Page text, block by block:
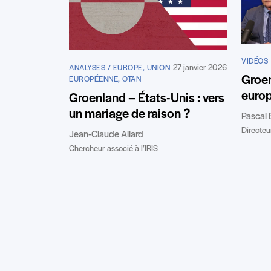
ANALYSES / EUROPE, UNION
EUROPÉENNE, OTAN
27 janvier 2026
Groenland – États-Unis : vers
un mariage de raison ?
Jean-Claude Allard
Chercheur associé à l’IRIS
VIDÉOS
Pascal